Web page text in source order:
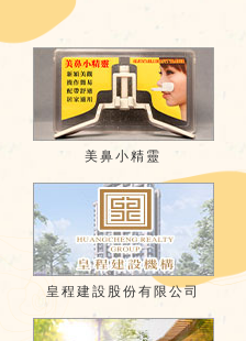
美鼻小精靈
皇程建設股份有限公司